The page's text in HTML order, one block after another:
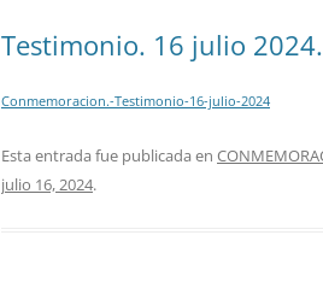
Testimonio. 16 julio 2024.
Conmemoracion.-Testimonio-16-julio-2024
Esta entrada fue publicada en
julio 16, 2024.